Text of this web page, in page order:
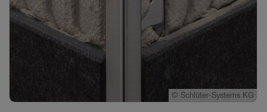
© Schlüter-Systems KG
© Schlüter-Systems KG